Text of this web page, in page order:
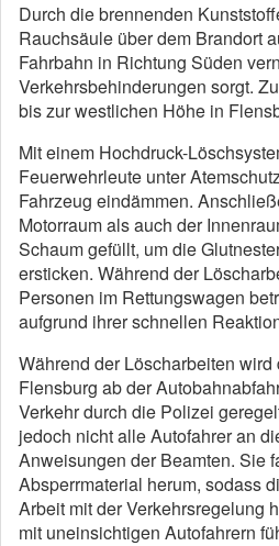
Durch die brennenden
Rauchsäule über dem Brandort
Fahrbahn in Richtung Süden
Verkehrsbehinderungen sorgt.
bis zur westlichen Höhe in
Mit einem Hochdruck-
Feuerwehrleute unter
Fahrzeug eindämmen.
Motorraum als auch der
Schaum gefüllt, um die
ersticken. Während der
Personen im Rettungswagen
aufgrund ihrer schnellen
Während der Löscharbeiten
Flensburg ab der
Verkehr durch die Polizei
jedoch nicht alle Autofahrer an
Anweisungen der Beamten. Sie
Absperrmaterial herum, sodass
Arbeit mit der Verkehrsregelung
mit uneinsichtigen Autofahrern